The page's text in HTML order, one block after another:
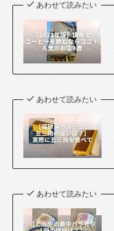
あわせて読みたい
あわせて読みたい
あわせて読みたい